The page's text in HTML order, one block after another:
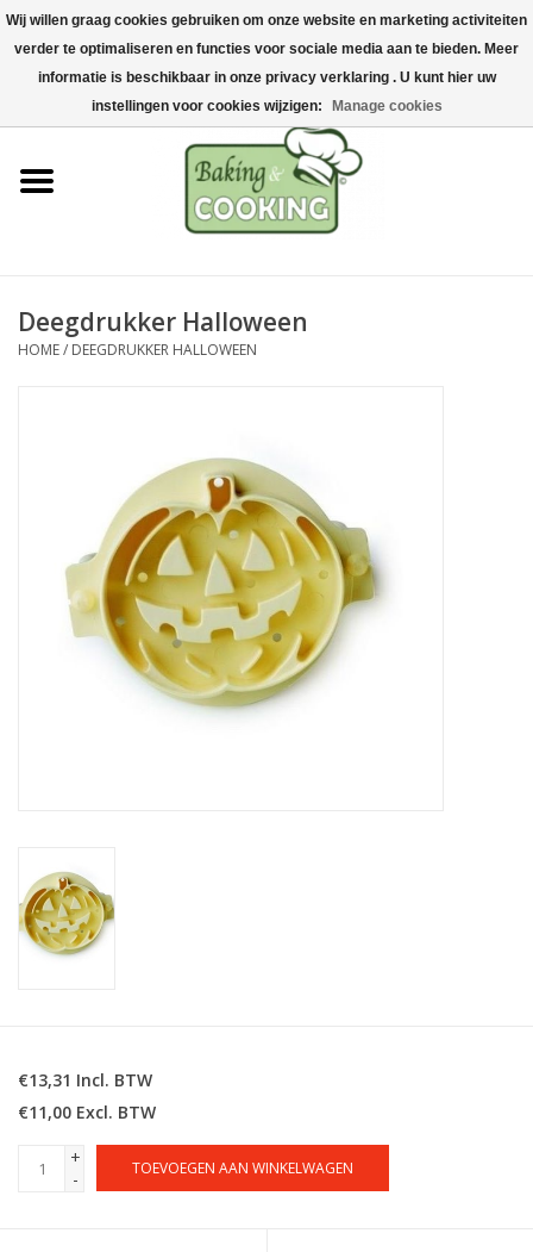
Home
Bak-& kookgerei
Machines & onderdelen
Chocolade & ijsbereiding
Deegdrukker Halloween
HOME/ DEEGDRUKKER HALLOWEEN
€13,31 Incl. BTW
€11,00 Excl. BTW
+
-
TOEVOEGEN AAN WINKELWAGEN
Wij willen graag cookies gebruiken om onze website en marketing activiteiten
verder te optimaliseren en functies voor sociale media aan te bieden. Meer
informatie is beschikbaar in onze privacy verklaring . U kunt hier uw
instellingen voor cookies wijzigen:
Manage cookies